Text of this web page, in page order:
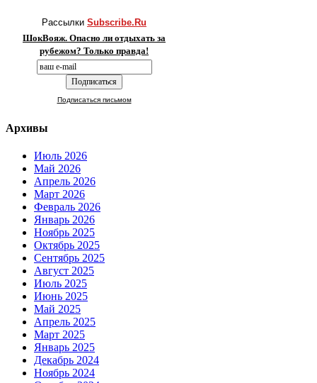
Рассылки Subscribe.Ru
ШокВояж. Опасно ли отдыхать за
рубежом? Только правда!
Подписаться письмом
Архивы
Июль 2026
Май 2026
Апрель 2026
Март 2026
Февраль 2026
Январь 2026
Ноябрь 2025
Октябрь 2025
Сентябрь 2025
Август 2025
Июль 2025
Июнь 2025
Май 2025
Апрель 2025
Март 2025
Январь 2025
Декабрь 2024
Ноябрь 2024